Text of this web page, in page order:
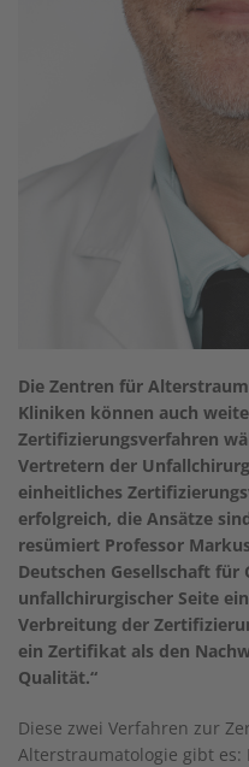
Die Zentren für
Kliniken können auch
Zertifizierungsverfahren
Vertretern der
einheitliches
erfolgreich, die Ansätze
resümiert Professor
Deutschen Gesellschaft für
unfallchirurgischer Seite
Verbreitung der
ein Zertifikat als den
Qualität.“
Diese zwei Verfahren zur
Alterstraumatologie gibt es: